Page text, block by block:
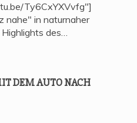
Ty6CxYXVvfg"]
nahe" in naturnaher
Highlights des…
DEM AUTO NACH